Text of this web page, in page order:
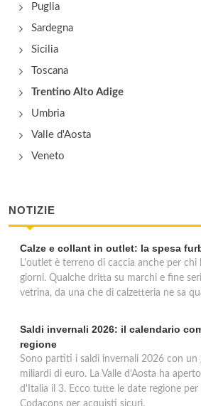
Puglia
Sardegna
Sicilia
Toscana
Trentino Alto Adige
Umbria
Valle d'Aosta
Veneto
NOTIZIE
Calze e collant in outlet: la spesa
L'outlet è terreno di caccia anche per
giorni. Qualche dritta su marchi e fine
vetrina, da una che di calzetteria ne sa
Saldi invernali 2026: il calendario
regione
Sono partiti i saldi invernali 2026 con
miliardi di euro. La Valle d'Aosta ha
d'Italia il 3. Ecco tutte le date regione per
Codacons per acquisti sicuri.